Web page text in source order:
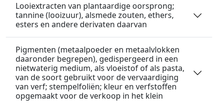
Looiextracten van plantaardige oorsprong;
tannine (looizuur), alsmede zouten, ethers,
esters en andere derivaten daarvan
Pigmenten (metaalpoeder en metaalvlokken
daaronder begrepen), gedispergeerd in een
nietwaterig medium, als vloeistof of als pasta,
van de soort gebruikt voor de vervaardiging
van verf; stempelfoliën; kleur en verfstoffen
opgemaakt voor de verkoop in het klein